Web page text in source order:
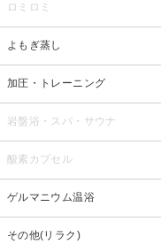
ロミロミ
よもぎ蒸し
加圧・トレーニング
岩盤浴・スパ・サウナ
酸素カプセル
ゲルマニウム温浴
その他(リラク)